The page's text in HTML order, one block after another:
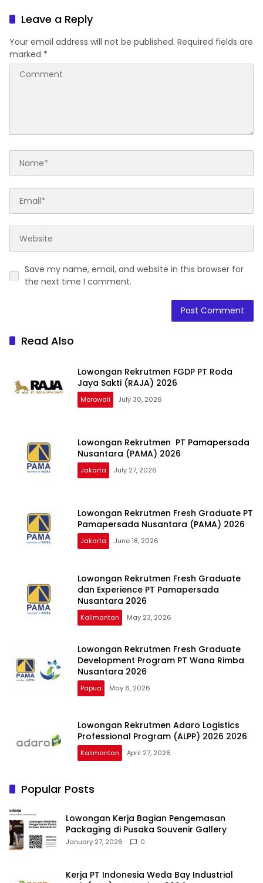
2026Leave a Reply
Your email address will not be published. Required fields are
marked *
Save my name, email, and website in this browser for
the next time I comment.
Read Also
Lowongan Rekrutmen FGDP PT Roda
Jaya Sakti (RAJA) 2026
Morowali July 30, 2026
Lowongan Rekrutmen PT Pamapersada
Nusantara (PAMA) 2026
Jakarta July 27, 2026
Lowongan Rekrutmen Fresh Graduate PT
Pamapersada Nusantara (PAMA) 2026
Jakarta June 18, 2026
Lowongan Rekrutmen Fresh Graduate
dan Experience PT Pamapersada
Nusantara 2026
Kalimantan May 23, 2026
Lowongan Rekrutmen Fresh Graduate
Development Program PT Wana Rimba
Nusantara 2026
Papua May 6, 2026
Lowongan Rekrutmen Adaro Logistics
Professional Program (ALPP) 2026 2026
Kalimantan April 27, 2026
Popular Posts
Lowongan Kerja Bagian Pengemasan
Packaging di Pusaka Souvenir Gallery
January 27, 2026 0
Kerja PT Indonesia Weda Bay Industrial